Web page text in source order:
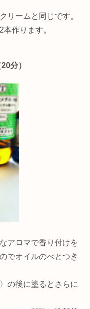
リームと同じです。
作ります。
分）
アロマで香り付けを
でオイルのべとつき
の後に塗るとさらに